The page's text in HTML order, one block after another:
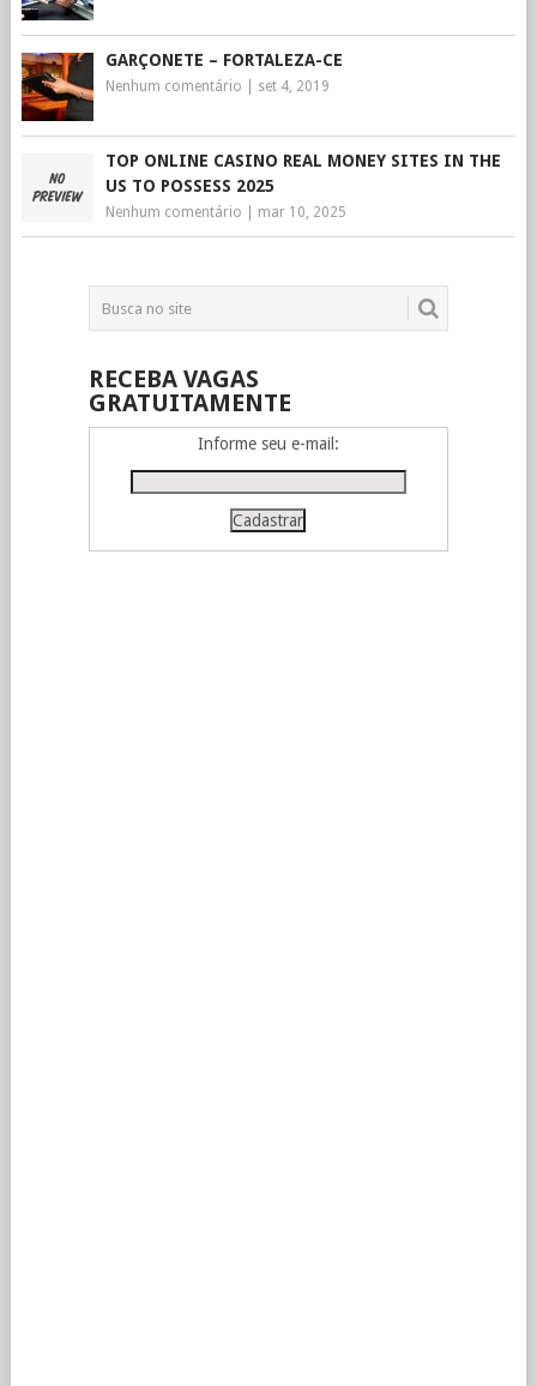
GARÇONETE – FORTALEZA-CE
Nenhum comentário set 4, 2019
TOP ONLINE CASINO REAL MONEY SITES IN THE
US TO POSSESS 2025
Nenhum comentário mar 10, 2025
RECEBA VAGAS
GRATUITAMENTE
Informe seu e-mail: